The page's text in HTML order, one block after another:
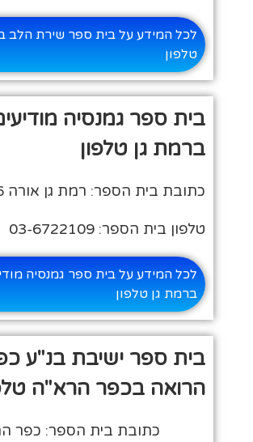
לכל המידע על בית ספר שירת הלב
טלפון
בית ספר גמנסיה
ברמת גן טלפון
כתובת בית הספר: רמת גן אורה 6
טלפון בית הספר: 03-6722109
לכל המידע על בית ספר גמנסיה
ברמת גן טלפון
בית ספר ישיבת בנ"ע
הרואה בכפר הרא"ה
כתובת בית הספר: כפר